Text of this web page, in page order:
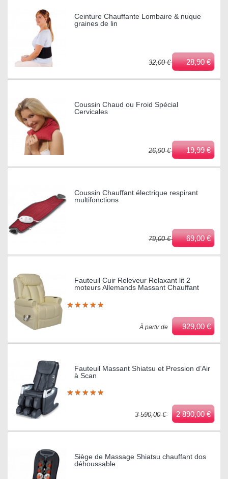
Ceinture Chauffante Lombaire & nuque
graines de lin
32,00 € 28,90 €
Coussin Chaud ou Froid Spécial
Cervicales
26,90 € 19,99 €
Coussin Chauffant électrique respirant
multifonctions
79,00 € 69,00 €
Fauteuil Cuir Releveur Relaxant lit 2
moteurs Allemands Massant Chauffant
★ ★ ★ ★ ★
★ ★ ★ ★ ★
À partir de 929,00 €
Fauteuil Massant Shiatsu et Pression d’Air
à Scan
★ ★ ★ ★ ★
★ ★ ★ ★ ★
3 590,00 € 2 890,00 €
Siège de Massage Shiatsu chauffant dos
déhoussable